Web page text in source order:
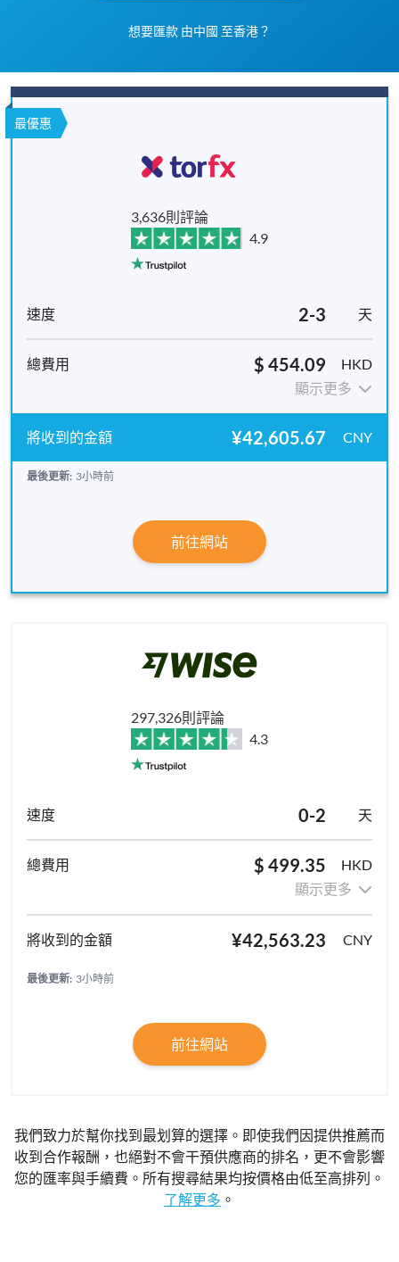
想要匯款 由中國 至香港？
最優惠
3,636則評論
4.9
2-3 天
$ 454.09
HKD
顯示更多
¥42,605.67 CNY
最後更新: 3小時前
前往網站
297,326則評論
4.3
0-2 天
$ 499.35
HKD
顯示更多
¥42,563.23 CNY
最後更新: 3小時前
前往網站
我們致力於幫你找到最划算的選擇。即使我們因提供推薦而
收到合作報酬，也絕對不會干預供應商的排名，更不會影響
您的匯率與手續費。所有搜尋結果均按價格由低至高排列。
了解更多 。